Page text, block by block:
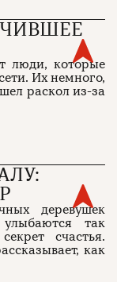
люди, которые
Их немного,
раскол из-за
деревушек
так
счастья.
как
16+